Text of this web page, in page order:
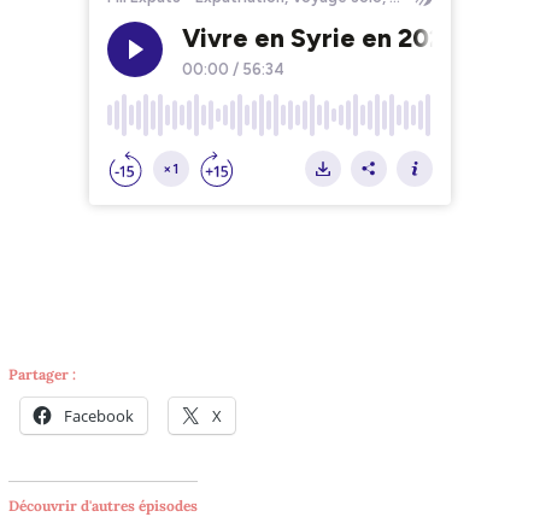
Partager :
Facebook X
Découvrir d'autres épisodes